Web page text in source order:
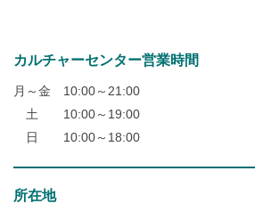
カルチャーセンター営業時間
月～金 10:00～21:00
土 10:00～19:00
日 10:00～18:00
所在地